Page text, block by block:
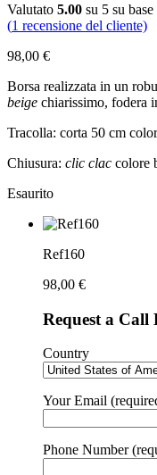
Valutato 5.00 su 5 su base
(1 recensione del cliente)
98,00 €
Borsa realizzata in un
beige chiarissimo, fodera
Tracolla: corta 50 cm
Chiusura: clic clac colore
Esaurito
Ref160
98,00 €
Request a Call
Country
Your Email
Phone Number